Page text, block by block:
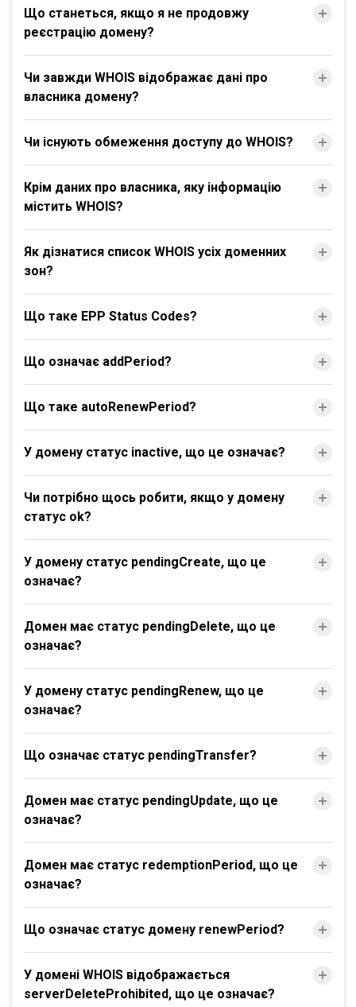
Що станеться, якщо я не продовжу
реєстрацію домену?
Чи завжди WHOIS відображає дані про
власника домену?
Чи існують обмеження доступу до WHOIS?
Крім даних про власника, яку інформацію
містить WHOIS?
Як дізнатися список WHOIS усіх доменних
зон?
Що таке EPP Status Codes?
Що означає addPeriod?
Що таке autoRenewPeriod?
У домену статус inactive, що це означає?
Чи потрібно щось робити, якщо у домену
статус ok?
У домену статус pendingCreate, що це
означає?
Домен має статус pendingDelete, що це
означає?
У домену статус pendingRenew, що це
означає?
Що означає статус pendingTransfer?
Домен має статус pendingUpdate, що це
означає?
Домен має статус redemptionPeriod, що це
означає?
Що означає статус домену renewPeriod?
У домені WHOIS відображається
serverDeleteProhibited, що це означає?